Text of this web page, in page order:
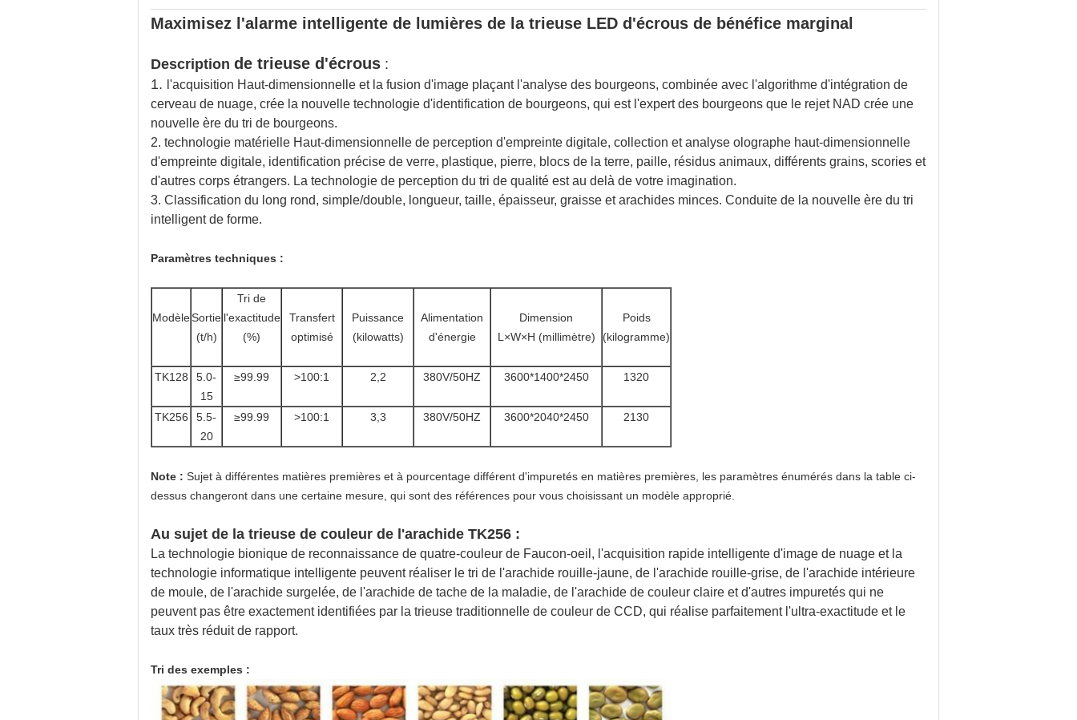
Maximisez l'alarme intelligente de lumières de la trieuse LED d'écrous de bénéfice marginal
Description de trieuse d'écrous :
1. l'acquisition Haut-dimensionnelle et la fusion d'image plaçant l'analyse des bourgeons, combinée avec l'algorithme d'intégration de
cerveau de nuage, crée la nouvelle technologie d'identification de bourgeons, qui est l'expert des bourgeons que le rejet NAD crée une
nouvelle ère du tri de bourgeons.
2. technologie matérielle Haut-dimensionnelle de perception d'empreinte digitale, collection et analyse olographe haut-dimensionnelle
d'empreinte digitale, identification précise de verre, plastique, pierre, blocs de la terre, paille, résidus animaux, différents grains, scories et
d'autres corps étrangers. La technologie de perception du tri de qualité est au delà de votre imagination.
3. Classification du long rond, simple/double, longueur, taille, épaisseur, graisse et arachides minces. Conduite de la nouvelle ère du tri
intelligent de forme.
Paramètres techniques :
ModèleSortie
(t/h)
Tri de
l'exactitude
(%)
Transfert
optimisé
Puissance
(kilowatts)
Alimentation
d'énergie
Dimension
L×W×H (millimètre)
Poids
(kilogramme)
TK128
5.0-
15
≥99.99 >100:1 2,2 380V/50HZ 3600*1400*2450 1320
TK256
5.5-
20
≥99.99 >100:1 3,3 380V/50HZ 3600*2040*2450 2130
Note : Sujet à différentes matières premières et à pourcentage différent d'impuretés en matières premières, les paramètres énumérés dans la table ci-
dessus changeront dans une certaine mesure, qui sont des références pour vous choisissant un modèle approprié.
Au sujet de la trieuse de couleur de l'arachide TK256 :
La technologie bionique de reconnaissance de quatre-couleur de Faucon-oeil, l'acquisition rapide intelligente d'image de nuage et la
technologie informatique intelligente peuvent réaliser le tri de l'arachide rouille-jaune, de l'arachide rouille-grise, de l'arachide intérieure
de moule, de l'arachide surgelée, de l'arachide de tache de la maladie, de l'arachide de couleur claire et d'autres impuretés qui ne
peuvent pas être exactement identifiées par la trieuse traditionnelle de couleur de CCD, qui réalise parfaitement l'ultra-exactitude et le
taux très réduit de rapport.
Tri des exemples :